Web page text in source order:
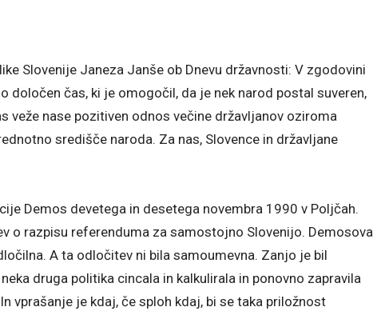
Slovenije Janeza Janše ob Dnevu državnosti: V zgodovini
določen čas, ki je omogočil, da je nek narod postal suveren,
veže nase pozitiven odnos večine državljanov oziroma
središče naroda. Za nas, Slovence in državljane
Demos devetega in desetega novembra 1990 v Poljčah.
o razpisu referenduma za samostojno Slovenijo. Demosova
A ta odločitev ni bila samoumevna. Zanjo je bil
druga politika cincala in kalkulirala in ponovno zapravila
vprašanje je kdaj, če sploh kdaj, bi se taka priložnost